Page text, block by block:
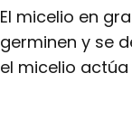
El micelio en
germinen y se
el micelio